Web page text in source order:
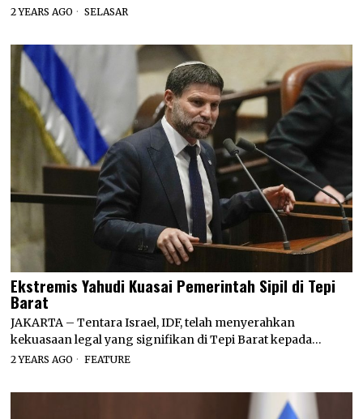
2 YEARS AGO SELASAR
Ekstremis Yahudi Kuasai Pemerintah Sipil di Tepi
Barat
JAKARTA – Tentara Israel, IDF, telah menyerahkan
kekuasaan legal yang signifikan di Tepi Barat kepada…
2 YEARS AGO FEATURE